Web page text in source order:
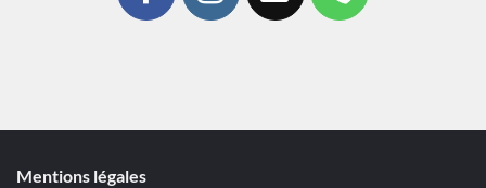
Mentions légales